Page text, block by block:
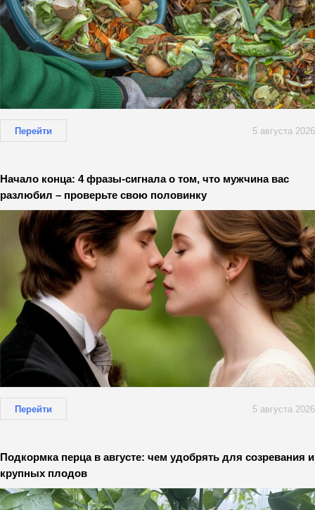
Перейти 5 августа 2026
Начало конца: 4 фразы-сигнала о том, что мужчина вас
разлюбил – проверьте свою половинку
Перейти 5 августа 2026
Подкормка перца в августе: чем удобрять для созревания и
крупных плодов